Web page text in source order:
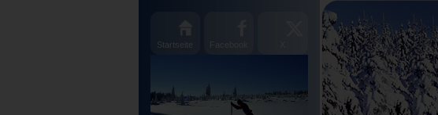
Startseite Facebook